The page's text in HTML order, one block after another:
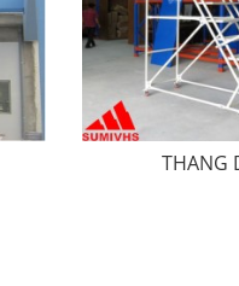
THANG